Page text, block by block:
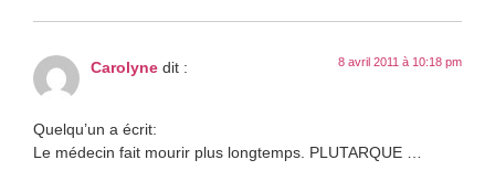
Carolyne dit : 8 avril 2011 à 10:18 pm
Quelqu’un a écrit:
Le médecin fait mourir plus longtemps. PLUTARQUE …